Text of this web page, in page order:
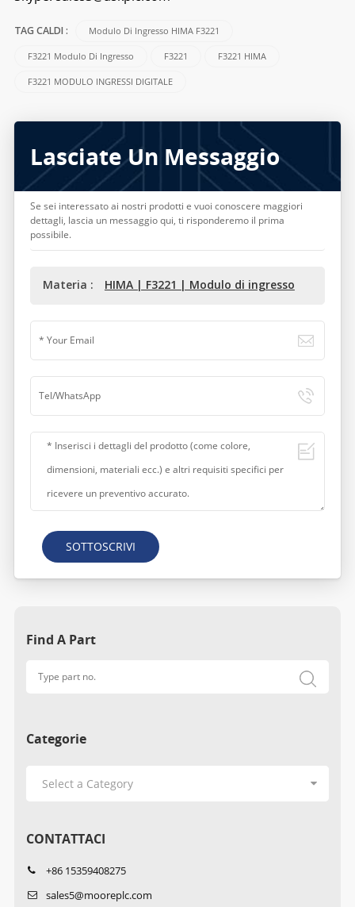
TAG CALDI : Modulo Di Ingresso HIMA F3221
F3221 Modulo Di Ingresso F3221 F3221 HIMA
F3221 MODULO INGRESSI DIGITALE
Lasciate Un Messaggio
Se sei interessato ai nostri prodotti e vuoi conoscere maggiori
dettagli, lascia un messaggio qui, ti risponderemo il prima
possibile.
Materia : HIMA | F3221 | Modulo di ingresso
SOTTOSCRIVI
Find A Part
Categorie
CONTATTACI
+86 15359408275
sales5@mooreplc.com